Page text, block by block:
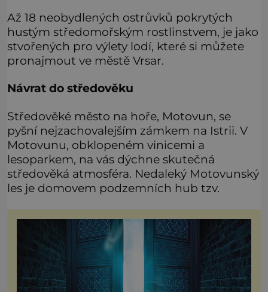
Až 18 neobydlených ostrůvků pokrytých
hustým středomořským rostlinstvem, je jako
stvořených pro výlety lodí, které si můžete
pronajmout ve městě Vrsar.
Návrat do středověku
Středověké město na hoře, Motovun, se
pyšní nejzachovalejším zámkem na Istrii. V
Motovunu, obklopeném vinicemi a
lesoparkem, na vás dýchne skutečná
středověká atmosféra. Nedaleký Motovunský
les je domovem podzemních hub tzv.